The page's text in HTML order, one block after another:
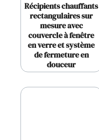
Récipients chauffants
rectangulaires sur
mesure avec
couvercle à fenêtre
en verre et système
de fermeture en
douceur